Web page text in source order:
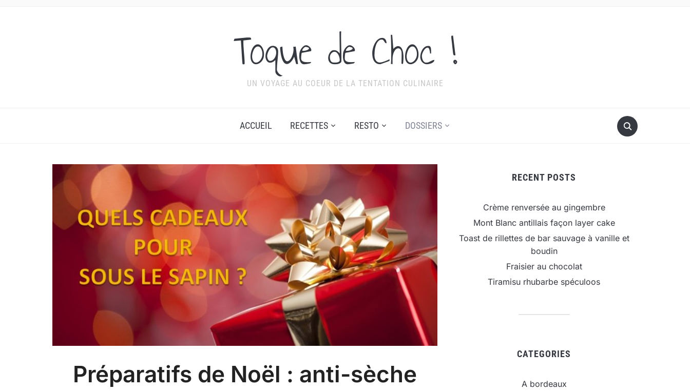
Toque de Choc !
UN VOYAGE AU COEUR DE LA TENTATION CULINAIRE
ACCUEIL RECETTES RESTO DOSSIERS
Préparatifs de Noël : anti-sèche
RECENT POSTS
Crème renversée au gingembre
Mont Blanc antillais façon layer cake
Toast de rillettes de bar sauvage à vanille et
boudin
Fraisier au chocolat
Tiramisu rhubarbe spéculoos
CATEGORIES
A bordeaux